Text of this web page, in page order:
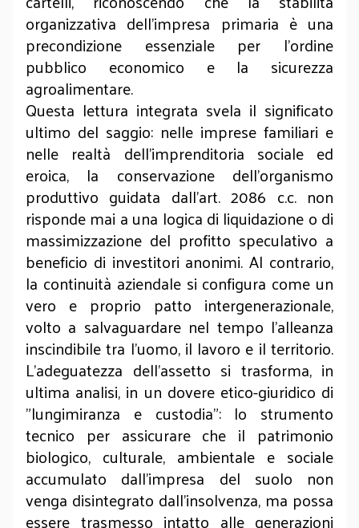
organizzativa dell'impresa primaria è una
precondizione essenziale per l'ordine
pubblico economico e la sicurezza
agroalimentare.
Questa lettura integrata svela il significato
ultimo del saggio: nelle imprese familiari e
nelle realtà dell'imprenditoria sociale ed
eroica, la conservazione dell'organismo
produttivo guidata dall'art. 2086 c.c. non
risponde mai a una logica di liquidazione o di
massimizzazione del profitto speculativo a
beneficio di investitori anonimi. Al contrario,
la continuità aziendale si configura come un
vero e proprio patto intergenerazionale,
volto a salvaguardare nel tempo l'alleanza
inscindibile tra l'uomo, il lavoro e il territorio.
L'adeguatezza dell'assetto si trasforma, in
ultima analisi, in un dovere etico-giuridico di
"lungimiranza e custodia": lo strumento
tecnico per assicurare che il patrimonio
biologico, culturale, ambientale e sociale
accumulato dall'impresa del suolo non
venga disintegrato dall'insolvenza, ma possa
essere trasmesso intatto alle generazioni